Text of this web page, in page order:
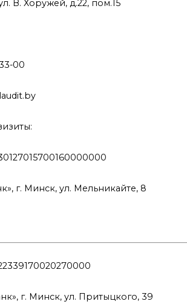
В. Хоружей, д.22, пом.15
00
г. Минск, ул. Мельникайте, 8
г. Минск, ул. Притыцкого, 39